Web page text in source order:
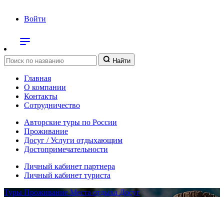
Войти
Найти
Главная
О компании
Контакты
Сотрудничество
Авторские туры по России
Проживание
Досуг / Услуги отдыхающим
Достопримечательности
Личный кабинет партнера
Личный кабинет туриста
Туры ПроживаниеМеста отдыха Досуг